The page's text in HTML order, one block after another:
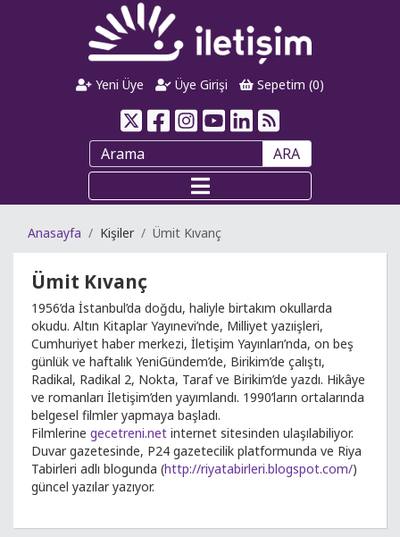
Yeni Üye Üye Girişi Sepetim (0)
ARA
Anasayfa Kişiler Ümit Kıvanç
Ümit Kıvanç
1956’da İstanbul’da doğdu, haliyle birtakım okullarda
okudu. Altın Kitaplar Yayınevi’nde, Milliyet yazıişleri,
Cumhuriyet haber merkezi, İletişim Yayınları’nda, on beş
günlük ve haftalık YeniGündem’de, Birikim’de çalıştı,
Radikal, Radikal 2, Nokta, Taraf ve Birikim’de yazdı. Hikâye
ve romanları İletişim’den yayımlandı. 1990’ların ortalarında
belgesel filmler yapmaya başladı.
Filmlerine gecetreni.net internet sitesinden ulaşılabiliyor.
Duvar gazetesinde, P24 gazetecilik platformunda ve Riya
Tabirleri adlı blogunda (http://riyatabirleri.blogspot.com/)
güncel yazılar yazıyor.